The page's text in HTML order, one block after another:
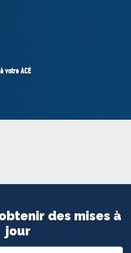
votre ACÉ
des mises à
jour